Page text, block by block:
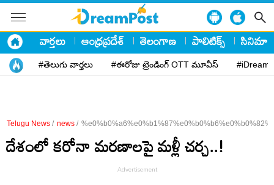
వార్తలు ఆంధ్రప్రదేశ్ తెలంగాణ పాలిటిక్స్ సినిమా
#తెలుగు వార్తలు #ఈరోజు ట్రెండింగ్ OTT మూవీస్
Telugu News / news /
దేశంలో కరోనా మరణాలపై మళ్లీ చర్చ..!